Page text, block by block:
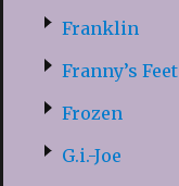
Franklin
Franny’s Feet
Frozen
G.i.-Joe